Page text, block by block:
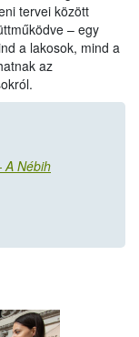
tervei között
– egy
a lakosok, mind a
az
A Nébih